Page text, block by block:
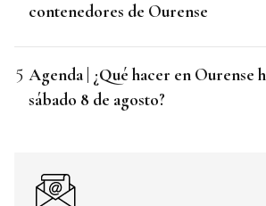
contenedores de Ourense
Agenda | ¿Qué hacer en Ourense
sábado 8 de agosto?